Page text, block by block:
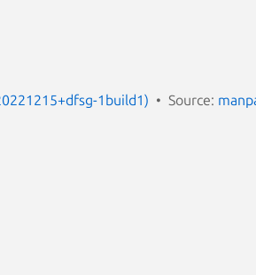
1build1) Source: